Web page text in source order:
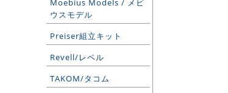
Moebius Models / メビ
ウスモデル
Preiser組立キット
Revell/レベル
TAKOM/タコム